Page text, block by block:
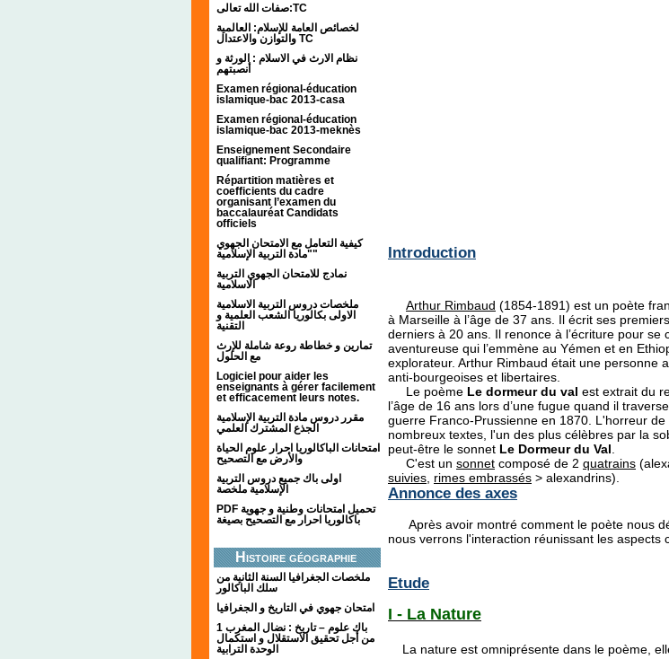
صفات الله تعالى:TC
لخصائص العامة للإسلام: العالمية
والتوازن والاعتدال TC
نظام الارث في الاسلام : الورثة و
أنصبتهم
Examen régional-éducation
islamique-bac 2013-casa
Examen régional-éducation
islamique-bac 2013-meknès
Enseignement Secondaire
qualifiant: Programme
Répartition matières et
coefficients du cadre
organisant l’examen du
baccalauréat Candidats
officiels
كيفية التعامل مع الامتحان الجهوي
"مادة التربية الإسلامية"
نمادج للامتحان الجهوي التربية
الاسلامية
ملخصات دروس التربية الاسلامية
الاولى بكالوريا الشعب العلمية و
التقنية
تمارين و خطاطة روعة شاملة للإرث
مع الحلول
Logiciel pour aider les
enseignants à gérer facilement
et efficacement leurs notes.
مقرر دروس مادة التربية الإسلامية
الجذع المشترك العلمي
امتحانات الباكالوريا احرار علوم الحياة
والأرض مع التصحيح
اولى باك جميع دروس التربية
الإسلامية ملخصة
PDF تحميل امتحانات وطنية و جهوية
باكالوريا احرار مع التصحيح بصيغة
Histoire géographie
ملخصات الجغرافيا السنة الثانية من
سلك الباكالور
امتحان جهوي في التاريخ و الجغرافيا
1 باك علوم – تاريخ : نضال المغرب
من أجل تحقيق الاستقلال و استكمال
الوحدة الترابية
Introduction
Arthur Rimbaud (1854-1891) est un poète
à Marseille à l’âge de 37 ans. Il écrit ses
derniers à 20 ans. Il renonce à l’écriture pour se
aventureuse qui l’emmène au Yémen et en
explorateur. Arthur Rimbaud était une personne
anti-bourgeoises et libertaires.
Le poème Le dormeur du val est extrait du
l’âge de 16 ans lors d’une fugue quand il
guerre Franco-Prussienne en 1870. L'horreur
nombreux textes, l'un des plus célèbres par la
peut-être le sonnet Le Dormeur du Val
C'est un sonnet composé de 2 quatrains
suivies rimes embrassés > alexandrins).
Annonce des axes
Après avoir montré comment le poète nous
nous verrons l'interaction réunissant les aspects
Etude
I - La Nature
La nature est omniprésente dans le poème,